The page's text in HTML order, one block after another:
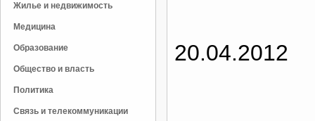
Жилье и недвижимость
Медицина
Образование
Общество и власть
Политика
Связь и телекоммуникации
20.04.2012